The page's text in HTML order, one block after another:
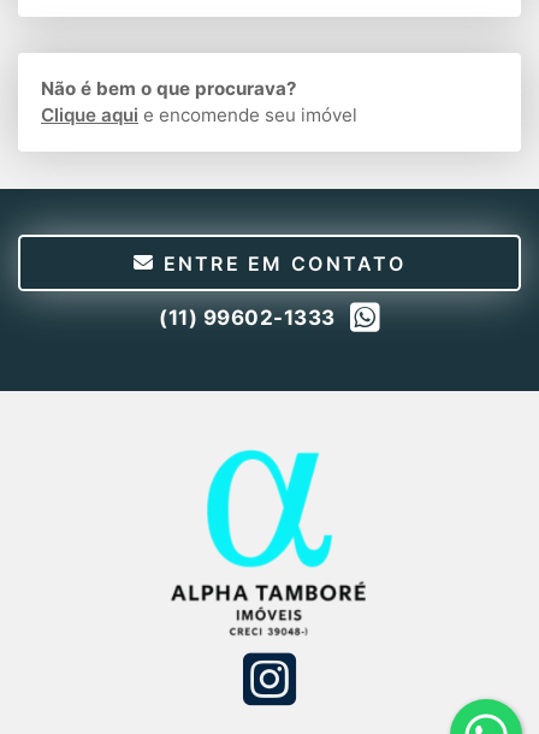
Não é bem o que procurava?
Clique aqui e encomende seu imóvel
ENTRE EM CONTATO
(11) 99602-1333